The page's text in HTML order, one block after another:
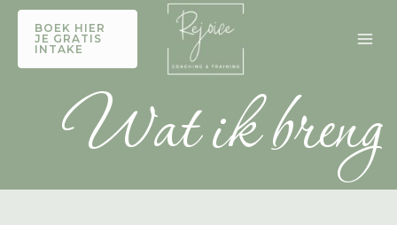
BOEK HIER
JE GRATIS
INTAKE
Wat ik breng